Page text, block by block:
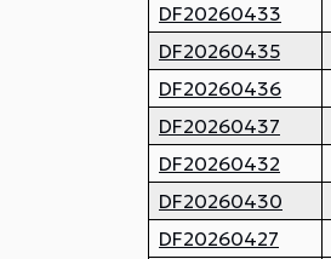
DF20260433
DF20260435
DF20260436
DF20260437
DF20260432
DF20260430
DF20260427